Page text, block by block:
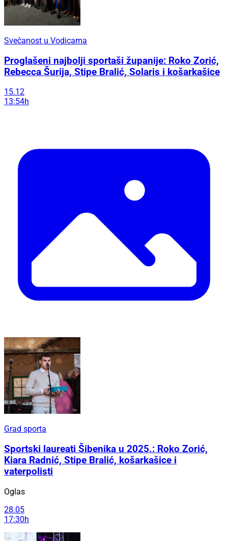
Svečanost u Vodicama
Proglašeni najbolji sportaši županije: Roko Zorić,
Rebecca Šurija, Stipe Bralić, Solaris i košarkašice
15.12
13:54h
Grad sporta
Sportski laureati Šibenika u 2025.: Roko Zorić,
Kiara Radnić, Stipe Bralić, košarkašice i
vaterpolisti
Oglas
28.05
17:30h